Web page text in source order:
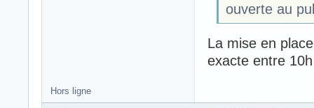
ouverte au
La mise en
exacte entre
Hors ligne